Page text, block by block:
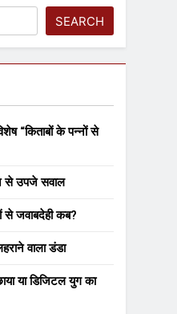
SEARCH
“किताबों के पन्नों से
से उपजे सवाल
से जवाबदेही कब?
वाला डंडा
या डिजिटल युग का